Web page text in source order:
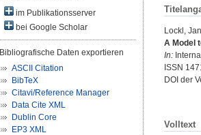
im Publikationsserver
bei Google Scholar
Bibliografische Daten exportieren
ASCII Citation
BibTeX
Citavi/Reference Manager
Data Cite XML
Dublin Core
EP3 XML
Lockl,
A Model
In:
ISSN
DOI der
Volltext